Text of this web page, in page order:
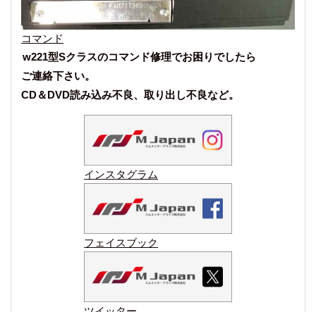
コマンド
w221型Sクラスのコマンド修理でお困りでしたら
ご連絡下さい。
CD＆DVD読み込み不良、取り出し不良など。
インスタグラム
フェイスブック